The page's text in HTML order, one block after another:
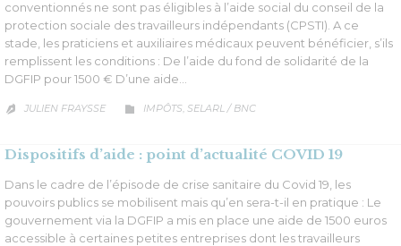
conventionnés ne sont pas éligibles à l’aide social du conseil de la
protection sociale des travailleurs indépendants (CPSTI). A ce
stade, les praticiens et auxiliaires médicaux peuvent bénéficier, s’ils
remplissent les conditions : De l’aide du fond de solidarité de la
DGFIP pour 1500 € D’une aide…
 JULIEN FRAYSSE  CATÉGORIE
IMPÔTS, SELARL / BNC
Dispositifs d’aide : point d’actualité COVID 19
Dans le cadre de l’épisode de crise sanitaire du Covid 19, les
pouvoirs publics se mobilisent mais qu’en sera-t-il en pratique : Le
gouvernement via la DGFIP a mis en place une aide de 1500 euros
accessible à certaines petites entreprises dont les travailleurs